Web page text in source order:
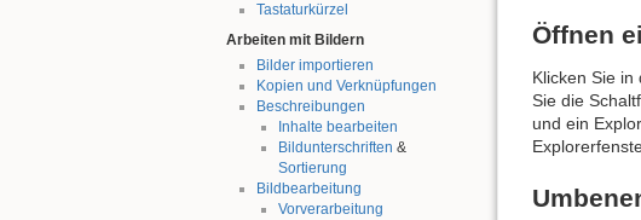
Tastaturkürzel
Arbeiten mit Bildern
Bilder importieren
Kopien und Verknüpfungen
Beschreibungen
Inhalte bearbeiten
Bildunterschriften &
Sortierung
Bildbearbeitung
Vorverarbeitung
Öffnen
Klicken Sie in
Sie die
und ein